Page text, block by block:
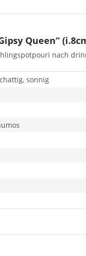
Queen“
nach
sonnig